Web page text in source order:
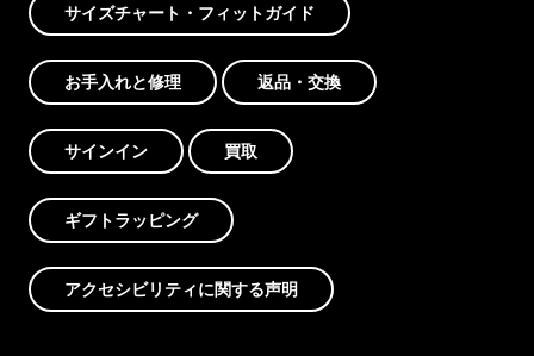
サイズチャート・フィットガイド
お手入れと修理 返品・交換
サインイン 買取
ギフトラッピング
アクセシビリティに関する声明